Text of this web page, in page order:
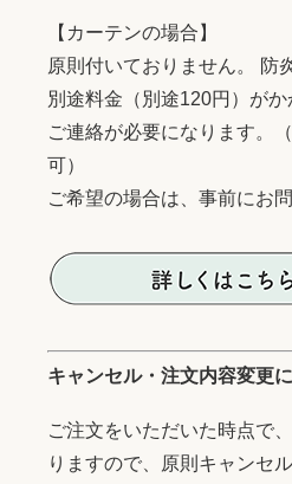
【カーテンの場合】
原則付いておりません。 防
別途料金（別途120円）が
ご連絡が必要になります。
可）
ご希望の場合は、事前にお
キャンセル・注文内容変更
ご注文をいただいた時点で
りますので、原則キャンセ